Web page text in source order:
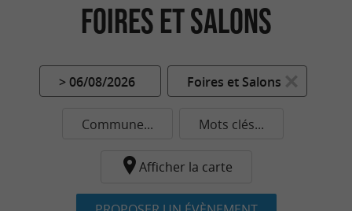
Foires et Salons
> 06/08/2026 Foires et Salons
Commune... Mots clés...
Afficher la carte